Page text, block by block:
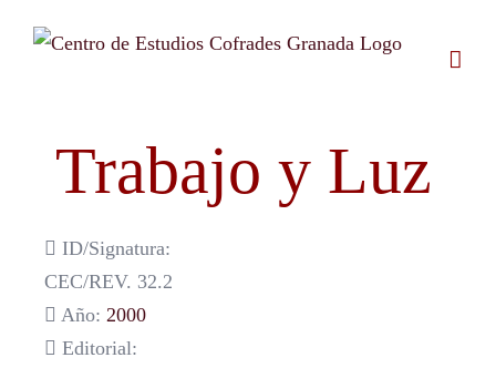
Trabajo y Luz
ID/Signatura:
CEC/REV. 32.2
Año: 2000
Editorial: